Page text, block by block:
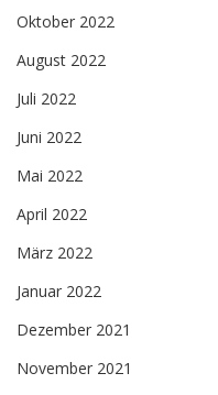
Oktober 2022
August 2022
Juli 2022
Juni 2022
Mai 2022
April 2022
März 2022
Januar 2022
Dezember 2021
November 2021